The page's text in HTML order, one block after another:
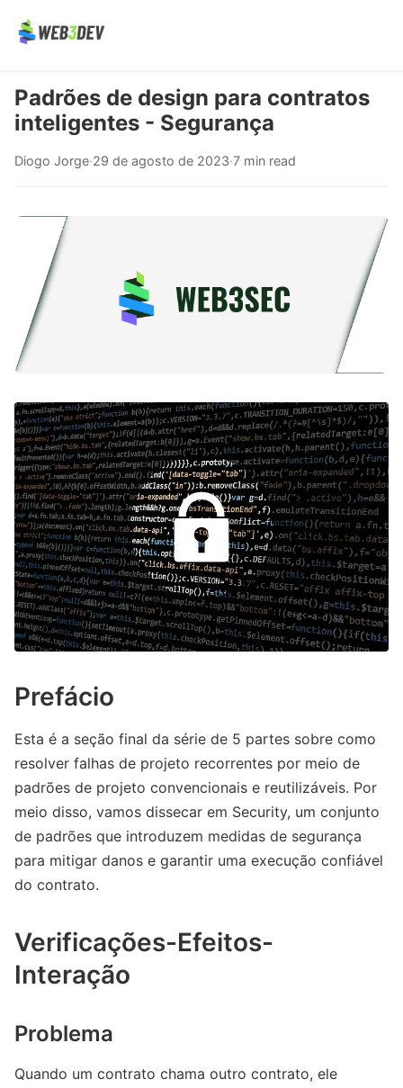
Padrões de design para contratos
inteligentes - Segurança
Diogo Jorge·29 de agosto de 2023·7 min read
Prefácio
Esta é a seção final da série de 5 partes sobre como
resolver falhas de projeto recorrentes por meio de
padrões de projeto convencionais e reutilizáveis. Por
meio disso, vamos dissecar em Security, um conjunto
de padrões que introduzem medidas de segurança
para mitigar danos e garantir uma execução confiável
do contrato.
Verificações-Efeitos-
Interação
Problema
Quando um contrato chama outro contrato, ele